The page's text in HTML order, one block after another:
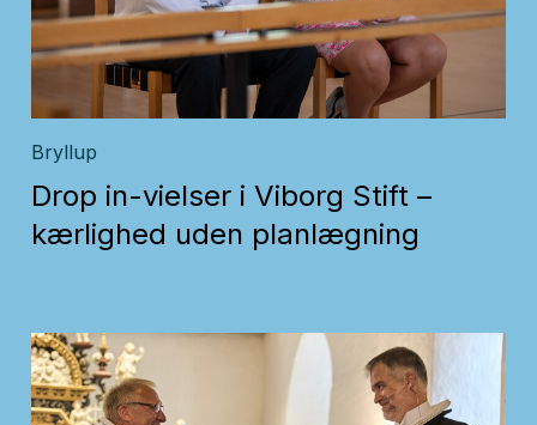
Bryllup
Drop in-vielser i Viborg Stift –
kærlighed uden planlægning